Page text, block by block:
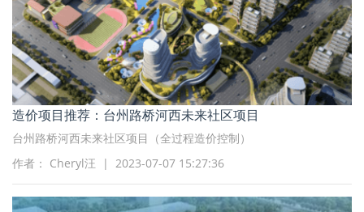
造价项目推荐：台州路桥河西未来社区项目
台州路桥河西未来社区项目（全过程造价控制）
作者： Cheryl汪 | 2023-07-07 15:27:36